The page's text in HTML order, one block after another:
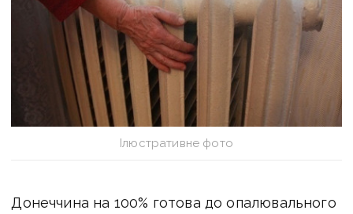
Ілюстративне фото
Донеччина на 100% готова до опалювального